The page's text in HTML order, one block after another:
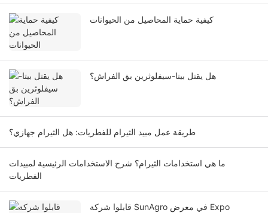
كيفية حماية المحاصيل من الحيوانات
هل يقتل بيتا-سيفلوثرين بق الفراش؟
طريقة عمل مبيد الثيرام للفطريات: هل الثيرام جهازي؟
ما هي استخدامات الثيرام؟ شرح الاستخدامات الرئيسية لمبيدات
الفطريات
قابلوا شركة SunAgro في معرض Expo